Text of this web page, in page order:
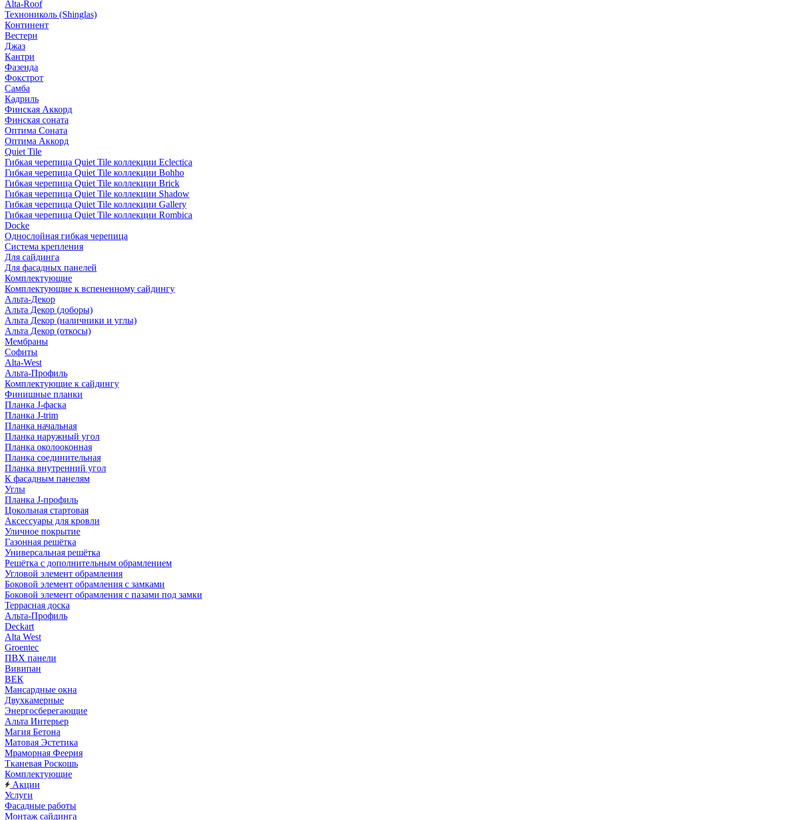
Alta-Roof
Технониколь (Shinglas)
Континент
Вестерн
Джаз
Кантри
Фазенда
Фокстрот
Самба
Кадриль
Финская Аккорд
Финская соната
Оптима Соната
Оптима Аккорд
Quiet Tile
Гибкая черепица Quiet Tile коллекции Eclectica
Гибкая черепица Quiet Tile коллекции Bohho
Гибкая черепица Quiet Tile коллекции Brick
Гибкая черепица Quiet Tile коллекции Shadow
Гибкая черепица Quiet Tile коллекции Gallery
Гибкая черепица Quiet Tile коллекции Rombica
Docke
Однослойная гибкая черепица
Система крепления
Для сайдинга
Для фасадных панелей
Комплектующие
Комплектующие к вспененному сайдингу
Альта-Декор
Альта Декор (доборы)
Альта Декор (наличники и углы)
Альта Декор (откосы)
Мембраны
Софиты
Alta-West
Альта-Профиль
Комплектующие к сайдингу
Финишные планки
Планка J-фаска
Планка J-trim
Планка начальная
Планка наружный угол
Планка околооконная
Планка соединительная
Планка внутренний угол
К фасадным панелям
Углы
Планка J-профиль
Цокольная стартовая
Аксессуары для кровли
Уличное покрытие
Газонная решётка
Универсальная решётка
Решётка с дополнительным обрамлением
Угловой элемент обрамления
Боковой элемент обрамления с замками
Боковой элемент обрамления с пазами под замки
Террасная доска
Альта-Профиль
Deckart
Alta West
Groentec
ПВХ панели
Вивипан
ВЕК
Мансардные окна
Двухкамерные
Энергосберегающие
Альта Интерьер
Магия Бетона
Матовая Эстетика
Мраморная Феерия
Тканевая Роскошь
Комплектующие
Акции
Услуги
Фасадные работы
Монтаж сайдинга